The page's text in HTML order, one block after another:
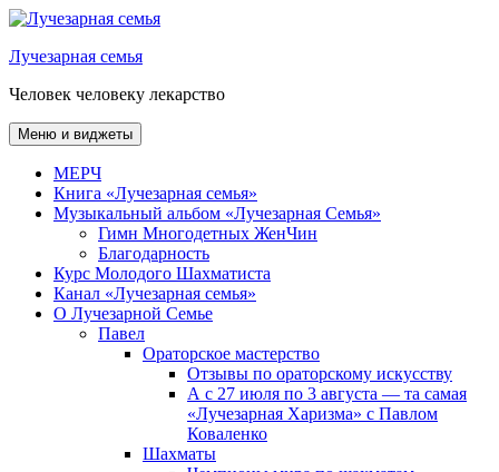
Перейти
содержимому
Лучезарная семья
Человек человеку лекарство
Меню и виджеты
МЕРЧ
Книга «Лучезарная семья»
Музыкальный альбом «Лучезарная Семья»
Гимн Многодетных ЖенЧин
Благодарность
Курс Молодого Шахматиста
Канал «Лучезарная семья»
О Лучезарной Семье
Павел
Ораторское мастерство
Отзывы по ораторскому искусству
А с 27 июля по 3 августа — та самая
«Лучезарная Харизма» с Павлом
Коваленко
Шахматы